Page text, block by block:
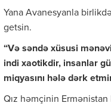
Yana Avanesyanla
getsin.
“Və səndə xüsusi
indi xaotikdir, insanlar
miqyasını hələ dərk
Qız həmçinin Ermənistan